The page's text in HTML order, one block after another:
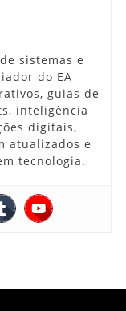
sistemas e
do EA
guias de
inteligência
digitais,
atualizados e
tecnologia.